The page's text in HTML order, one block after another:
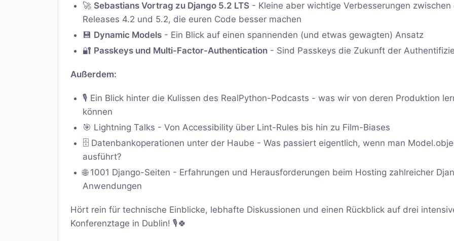
🚀 Sebastians Vortrag zu Django 5.2 LTS - Kleine aber wichtige Verbesserungen zwischen
Releases 4.2 und 5.2, die euren Code besser machen
💾 Dynamic Models - Ein Blick auf einen spannenden (und etwas gewagten) Ansatz
🔐 Passkeys und Multi-Factor-Authentication - Sind Passkeys die Zukunft der
Außerdem:
🎙️ Ein Blick hinter die Kulissen des RealPython-Podcasts - was wir von deren Produktion
können
🎯 Lightning Talks - Von Accessibility über Lint-Rules bis hin zu Film-Biases
🗄️ Datenbankoperationen unter der Haube - Was passiert eigentlich, wenn man
ausführt?
🌐 1001 Django-Seiten - Erfahrungen und Herausforderungen beim Hosting zahlreicher
Anwendungen
Hört rein für technische Einblicke, lebhafte Diskussionen und einen Rückblick auf drei
Konferenztage in Dublin! 🎙️🍀